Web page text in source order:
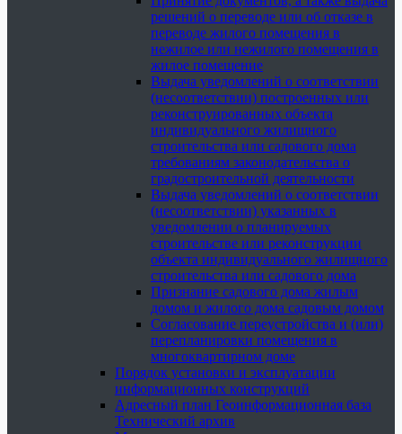
решений о переводе или об отказе в
переводе жилого помещения в
нежилое или нежилого помещения в
жилое помещение
Выдача уведомлений о соответствии
(несоответствии) построенных или
реконструированных объекта
индивидуального жилищного
строительства или садового дома
требованиям законодательства о
градостроительной деятельности
Выдача уведомлений о соответствии
(несоответствии) указанных в
уведомлении о планируемых
строительстве или реконструкции
объекта индивидуального жилищного
строительства или садового дома
Признание садового дома жилым
домом и жилого дома садовым домом
Согласование переустройства и (или)
перепланировки помещения в
многоквартирном доме
Порядок установки и эксплуатации
информационных конструкций
Адресный план Геоинформационная база
Технический архив